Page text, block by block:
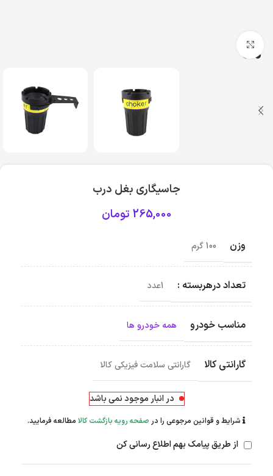
جاسیگاری بغل درب
265,000 تومان
وزن 100 گرم
تعداد درهربسته : 1عدد
مناسب خودرو همه خودرو ها
گارانتی کالا گارانتی سلامت فیزیکی کالا
در انبار موجود نمی باشد
شرایط و قوانین مرجوعی را در صفحه رویه بازگشت کالا مطالعه فرمایید.
از طریق پیامک بهم اطلاع رسانی کن